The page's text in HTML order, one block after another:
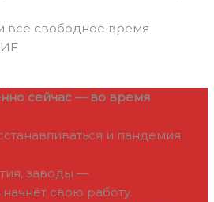
все свободное время
сейчас — во время
и пандемия
заводы —
свою работу.